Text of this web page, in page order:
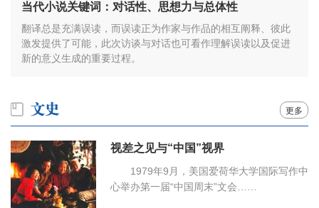
当代小说关键词：对话性、思想力与总体性
翻译总是充满误读，而误读正为作家与作品的相互阐释、彼此
激发提供了可能，此次访谈与对话也可看作理解误读以及促进
新的意义生成的重要过程。
更多
视差之见与“中国”视界
1979年9月，美国爱荷华大学国际写作中
心举办第一届“中国周末”文会……